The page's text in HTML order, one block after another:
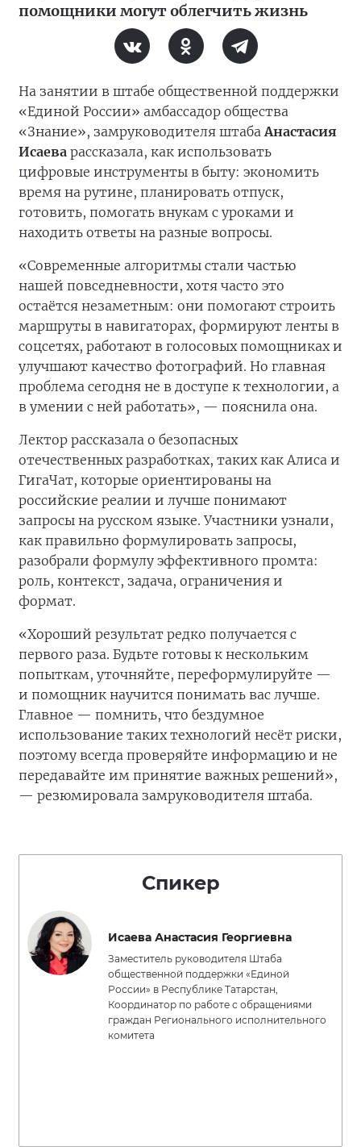
помощники могут облегчить жизнь
На занятии в штабе общественной поддержки
«Единой России» амбассадор общества
«Знание», замруководителя штабаАнастасия
Исаева рассказала, как использовать
цифровые инструменты в быту: экономить
время на рутине, планировать отпуск,
готовить, помогать внукам с уроками и
находить ответы на разные вопросы.
«Современные алгоритмы стали частью
нашей повседневности, хотя часто это
остаётся незаметным: они помогают строить
маршруты в навигаторах, формируют ленты в
соцсетях, работают в голосовых помощниках и
улучшают качество фотографий. Но главная
проблема сегодня не в доступе к технологии, а
в умении с ней работать», — пояснила она.
Лектор рассказала о безопасных
отечественных разработках, таких как Алиса и
ГигаЧат, которые ориентированы на
российские реалии и лучше понимают
запросы на русском языке. Участники узнали,
как правильно формулировать запросы,
разобрали формулу эффективного промта:
роль, контекст, задача, ограничения и
формат.
«Хороший результат редко получается с
первого раза. Будьте готовы к нескольким
попыткам, уточняйте, переформулируйте —
и помощник научится понимать вас лучше.
Главное — помнить, что бездумное
использование таких технологий несёт риски,
поэтому всегда проверяйте информацию и не
передавайте им принятие важных решений»,
— резюмировала замруководителя штаба.
Спикер
Исаева Анастасия Георгиевна
Заместитель руководителя Штаба
общественной поддержки «Единой
России» в Республике Татарстан,
Координатор по работе с обращениями
граждан Регионального исполнительного
комитета